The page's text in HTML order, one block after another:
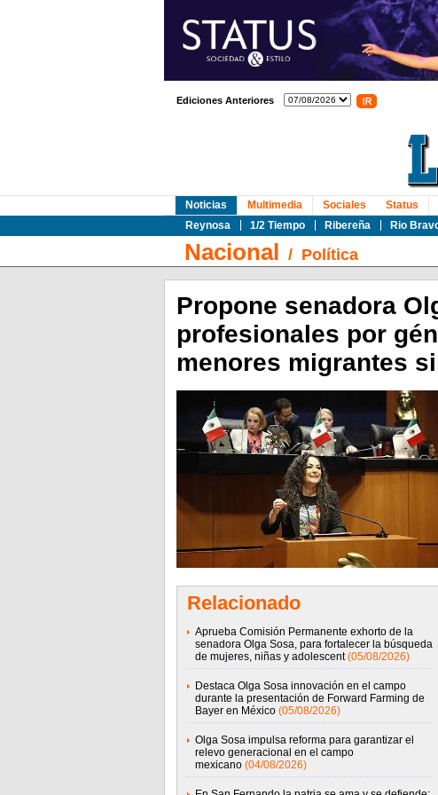
Ediciones Anteriores
Noticias
Reynosa
1/2 Tiempo Ribereña Rio
Multimedia Sociales Status
Nacional / Política
Propone senadora
profesionales por
menores migrantes
Relacionado
Aprueba Comisión Permanente exhorto de la
senadora Olga Sosa, para fortalecer la búsqueda
de mujeres, niñas y adolescent (05/08/2026)
Destaca Olga Sosa innovación en el campo
durante la presentación de Forward Farming de
Bayer en México (05/08/2026)
Olga Sosa impulsa reforma para garantizar el
relevo generacional en el campo
mexicano (04/08/2026)